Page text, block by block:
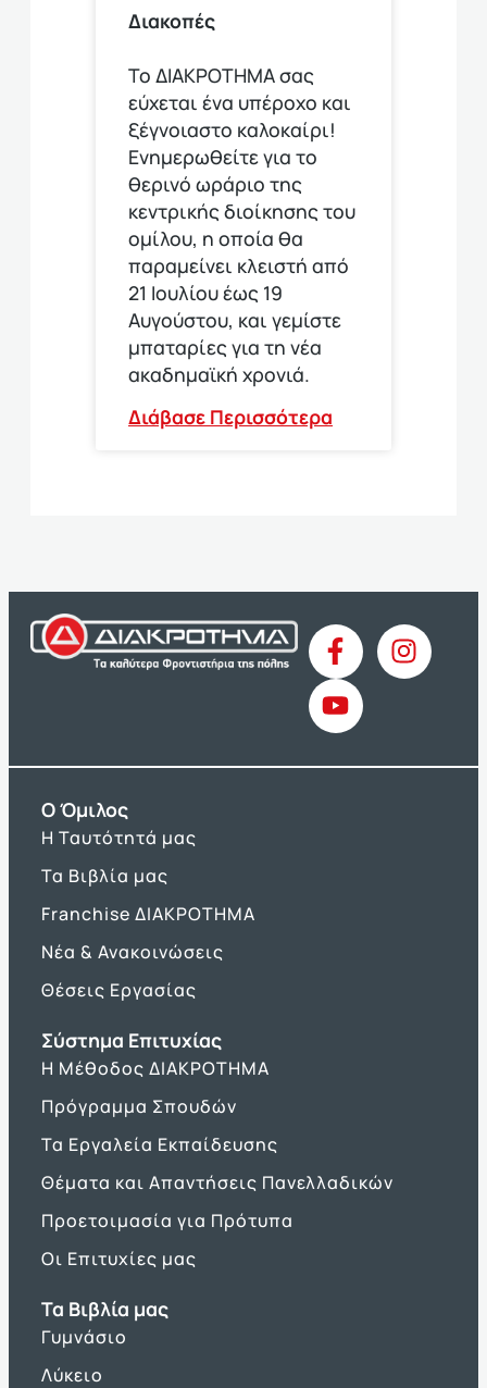
Διακοπές
Το ΔΙΑΚΡΟΤΗΜΑ σας
εύχεται ένα υπέροχο και
ξέγνοιαστο καλοκαίρι!
Ενημερωθείτε για το
θερινό ωράριο της
κεντρικής διοίκησης του
ομίλου, η οποία θα
παραμείνει κλειστή από
21 Ιουλίου έως 19
Αυγούστου, και γεμίστε
μπαταρίες για τη νέα
ακαδημαϊκή χρονιά.
Διάβασε Περισσότερα
O Όμιλος
Η Ταυτότητά μας
Τα Βιβλία μας
Franchise ΔΙΑΚΡΟΤΗΜΑ
Νέα & Ανακοινώσεις
Θέσεις Εργασίας
Σύστημα Επιτυχίας
Η Μέθοδος ΔΙΑΚΡΟΤΗΜΑ
Πρόγραμμα Σπουδών
Τα Εργαλεία Εκπαίδευσης
Θέματα και Απαντήσεις Πανελλαδικών
Προετοιμασία για Πρότυπα
Οι Επιτυχίες μας
Τα Βιβλία μας
Γυμνάσιο
Λύκειο